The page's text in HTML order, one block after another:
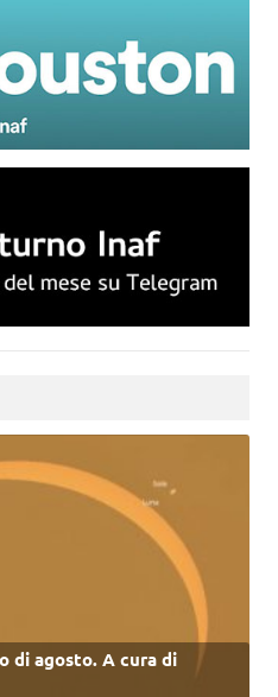
di agosto. A cura di